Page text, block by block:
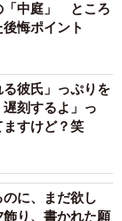
思わす聞きま
いやん。そん
して去ってい
と言わないで
とが、今も心
「中庭」 ところ
悔ポイント
る彼氏」っぷりを
刻するよ」っ
すけど？笑
のに、まだ欲し
り、書かれた願